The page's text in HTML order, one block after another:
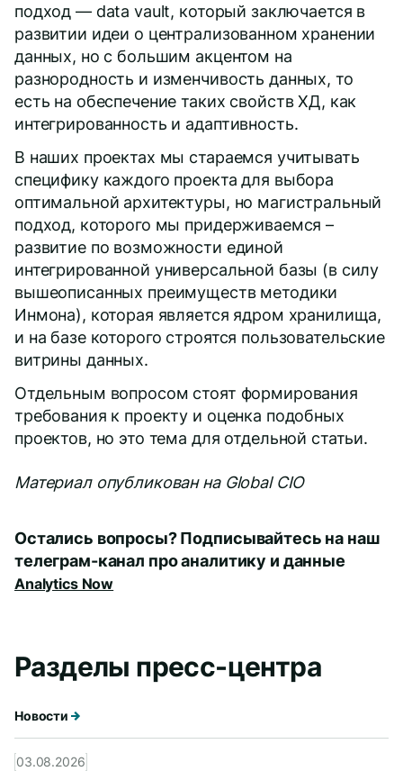
подход — data vault, который заключается в
развитии идеи о централизованном хранении
данных, но с большим акцентом на
разнородность и изменчивость данных, то
есть на обеспечение таких свойств ХД, как
интегрированность и адаптивность.
В наших проектах мы стараемся учитывать
специфику каждого проекта для выбора
оптимальной архитектуры, но магистральный
подход, которого мы придерживаемся –
развитие по возможности единой
интегрированной универсальной базы (в силу
вышеописанных преимуществ методики
Инмона), которая является ядром хранилища,
и на базе которого строятся пользовательские
витрины данных.
Отдельным вопросом стоят формирования
требования к проекту и оценка подобных
проектов, но это тема для отдельной статьи.
Материал опубликован на Global CIO
Остались вопросы? Подписывайтесь на наш
телеграм-канал про аналитику и данные
Analytics Now
Разделы пресс-центра
Новости
03.08.2026